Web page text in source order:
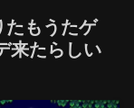
もうたゲ
来たらしい